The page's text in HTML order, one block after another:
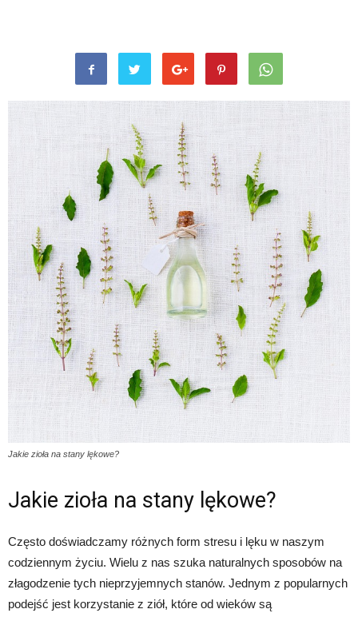
Jakie zioła na stany lękowe?
Jakie zioła na stany lękowe?
Często doświadczamy różnych form stresu i lęku w naszym
codziennym życiu. Wielu z nas szuka naturalnych sposobów na
złagodzenie tych nieprzyjemnych stanów. Jednym z popularnych
podejść jest korzystanie z ziół, które od wieków są